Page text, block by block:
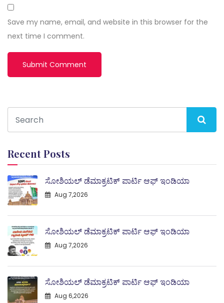
Save my name, email, and website in this browser for the
next time I comment.
Recent Posts
ಸೋಶಿಯಲ್ ಡೆಮಾಕ್ರಟಿಕ್ ಪಾರ್ಟಿ ಆಫ್ ಇಂಡಿಯಾ
Aug 7,2026
ಸೋಶಿಯಲ್ ಡೆಮಾಕ್ರಟಿಕ್ ಪಾರ್ಟಿ ಆಫ್ ಇಂಡಿಯಾ
Aug 7,2026
ಸೋಶಿಯಲ್ ಡೆಮಾಕ್ರಟಿಕ್ ಪಾರ್ಟಿ ಆಫ್ ಇಂಡಿಯಾ
Aug 6,2026